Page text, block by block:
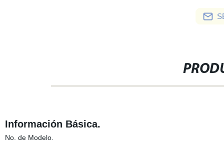
Información Básica.
No. de Modelo.